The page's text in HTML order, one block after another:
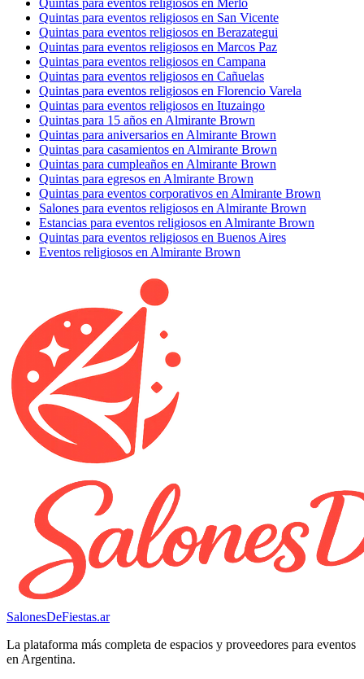
Quintas para eventos religiosos en San Vicente
Quintas para eventos religiosos en Berazategui
Quintas para eventos religiosos en Marcos Paz
Quintas para eventos religiosos en Campana
Quintas para eventos religiosos en Cañuelas
Quintas para eventos religiosos en Florencio Varela
Quintas para eventos religiosos en Ituzaingo
Quintas para 15 años en Almirante Brown
Quintas para aniversarios en Almirante Brown
Quintas para casamientos en Almirante Brown
Quintas para cumpleaños en Almirante Brown
Quintas para egresos en Almirante Brown
Quintas para eventos corporativos en Almirante Brown
Salones para eventos religiosos en Almirante Brown
Estancias para eventos religiosos en Almirante Brown
Quintas para eventos religiosos en Buenos Aires
Eventos religiosos en Almirante Brown
SalonesDeFiestas.ar
La plataforma más completa de espacios y proveedores para eventos
en Argentina.